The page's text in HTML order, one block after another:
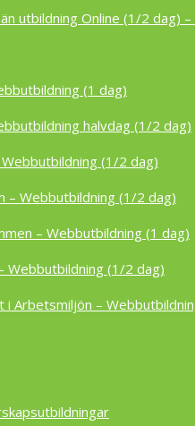
utbildning Online (1/2 dag) –
(1 dag)
halvdag (1/2 dag)
(1/2 dag)
– Webbutbildning (1/2 dag)
– Webbutbildning (1 dag)
Webbutbildning (1/2 dag)
i Arbetsmiljön –